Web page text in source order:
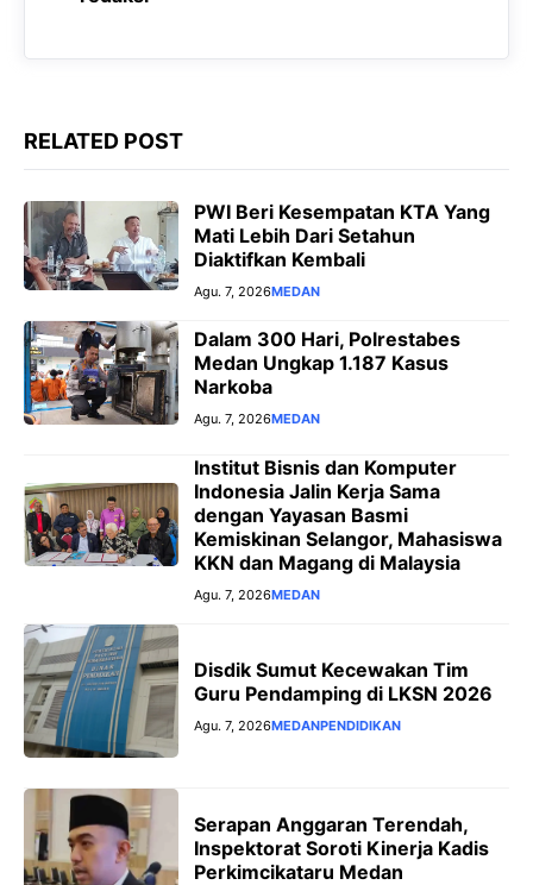
r
RELATED POST
PWI Beri Kesempatan KTA Yang
Mati Lebih Dari Setahun
Diaktifkan Kembali
Agu. 7, 2026MEDAN
Dalam 300 Hari, Polrestabes
Medan Ungkap 1.187 Kasus
Narkoba
Agu. 7, 2026MEDAN
Institut Bisnis dan Komputer
Indonesia Jalin Kerja Sama
dengan Yayasan Basmi
Kemiskinan Selangor, Mahasiswa
KKN dan Magang di Malaysia
Agu. 7, 2026MEDAN
Disdik Sumut Kecewakan Tim
Guru Pendamping di LKSN 2026
Agu. 7, 2026MEDANPENDIDIKAN
Serapan Anggaran Terendah,
Inspektorat Soroti Kinerja Kadis
Perkimcikataru Medan